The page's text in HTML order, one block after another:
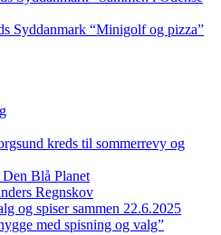
Syddanmark “Minigolf og pizza”
kreds til sommerrevy og
Blå Planet
Regnskov
og spiser sammen 22.6.2025
med spisning og valg”